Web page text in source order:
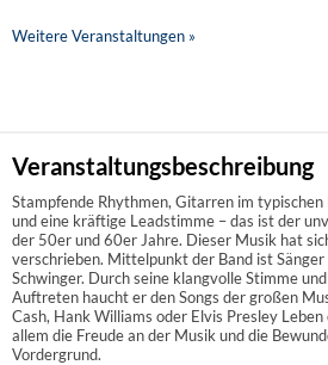
Weitere Veranstaltungen »
Veranstaltungsbeschreibung
Stampfende Rhythmen, Gitarren im
und eine kräftige Leadstimme – das ist der
der 50er und 60er Jahre. Dieser Musik hat
verschrieben. Mittelpunkt der Band ist
Schwinger. Durch seine klangvolle Stimme
Auftreten haucht er den Songs der großen
Cash, Hank Williams oder Elvis Presley
allem die Freude an der Musik und die
Vordergrund.